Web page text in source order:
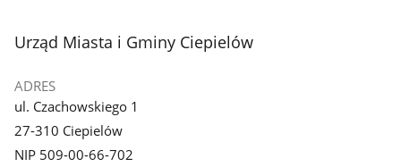
galerii.
galerii.
stopka
Urząd Miasta i Gminy Ciepielów
ADRES
ul. Czachowskiego 1
27-310 Ciepielów
NIP 509-00-66-702